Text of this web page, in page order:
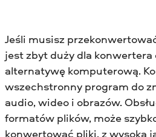
Jeśli musisz
jest zbyt duży dla
alternatywę komputerową.
wszechstronny program do
audio, wideo i obrazów.
formatów plików, może
konwertować pliki, z wysoką